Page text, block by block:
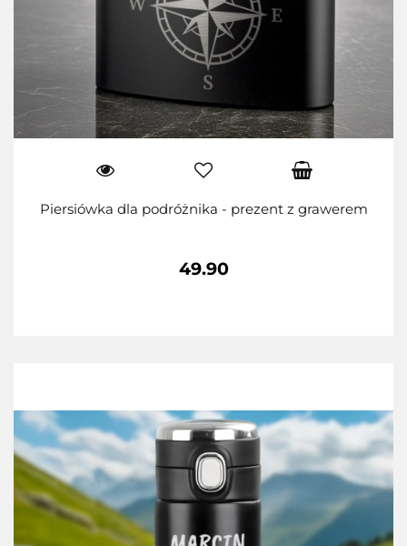
Piersiówka dla podróżnika - prezent z grawerem
49.90